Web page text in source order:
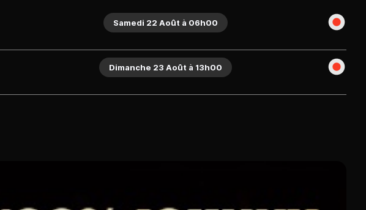
Samedi 22 Août à 06h00
Dimanche 23 Août à 13h00